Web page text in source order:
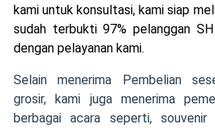
kami untuk konsultasi, kami siap
sudah terbukti 97% pelanggan
dengan pelayanan kami.
Selain menerima Pembelian
grosir,kami juga menerima
berbagai acara seperti,souvenir